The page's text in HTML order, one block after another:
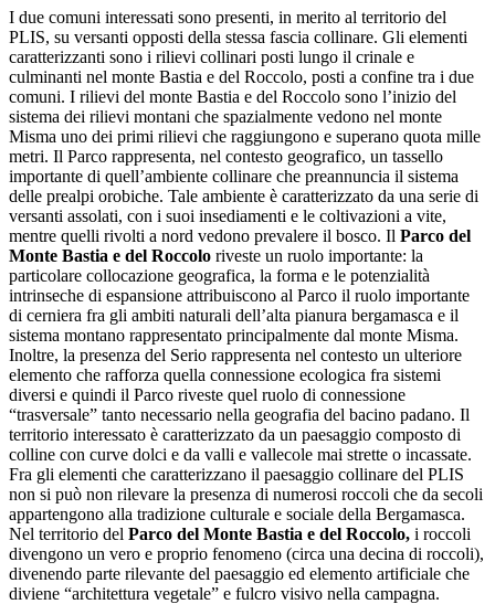
I due comuni interessati sono presenti, in merito al territorio del
PLIS, su versanti opposti della stessa fascia collinare. Gli elementi
caratterizzanti sono i rilievi collinari posti lungo il crinale e
culminanti nel monte Bastia e del Roccolo, posti a confine tra i due
comuni. I rilievi del monte Bastia e del Roccolo sono l’inizio del
sistema dei rilievi montani che spazialmente vedono nel monte
Misma uno dei primi rilievi che raggiungono e superano quota mille
metri. Il Parco rappresenta, nel contesto geografico, un tassello
importante di quell’ambiente collinare che preannuncia il sistema
delle prealpi orobiche. Tale ambiente è caratterizzato da una serie di
versanti assolati, con i suoi insediamenti e le coltivazioni a vite,
mentre quelli rivolti a nord vedono prevalere il bosco. Il Parco del
Monte Bastia e del Roccolo riveste un ruolo importante: la
particolare collocazione geografica, la forma e le potenzialità
intrinseche di espansione attribuiscono al Parco il ruolo importante
di cerniera fra gli ambiti naturali dell’alta pianura bergamasca e il
sistema montano rappresentato principalmente dal monte Misma.
Inoltre, la presenza del Serio rappresenta nel contesto un ulteriore
elemento che rafforza quella connessione ecologica fra sistemi
diversi e quindi il Parco riveste quel ruolo di connessione
“trasversale” tanto necessario nella geografia del bacino padano. Il
territorio interessato è caratterizzato da un paesaggio composto di
colline con curve dolci e da valli e vallecole mai strette o incassate.
Fra gli elementi che caratterizzano il paesaggio collinare del PLIS
non si può non rilevare la presenza di numerosi roccoli che da secoli
appartengono alla tradizione culturale e sociale della Bergamasca.
Nel territorio del Parco del Monte Bastia e del Roccolo, i roccoli
divengono un vero e proprio fenomeno (circa una decina di roccoli),
divenendo parte rilevante del paesaggio ed elemento artificiale che
diviene “architettura vegetale” e fulcro visivo nella campagna.